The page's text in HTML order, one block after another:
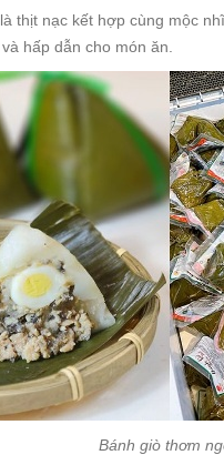
thịt nạc kết hợp cùng mộc
hấp dẫn cho món ăn.
Bánh giò thơm